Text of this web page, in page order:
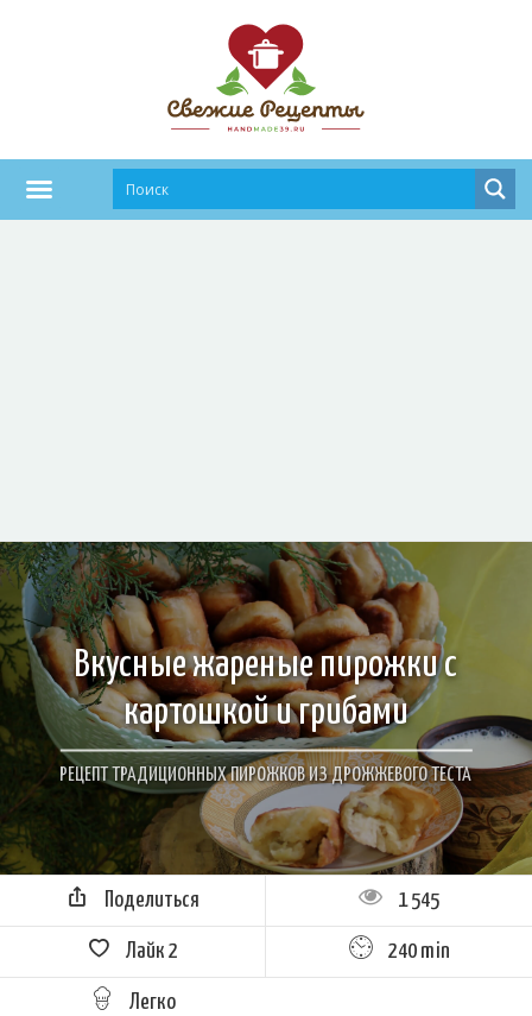
Вкусные жареные пирожки с
картошкой и грибами
РЕЦЕПТ ТРАДИЦИОННЫХ ПИРОЖКОВ ИЗ ДРОЖЖЕВОГО ТЕСТА
Поделиться 1 545
Лайк 2 240 min
Легко